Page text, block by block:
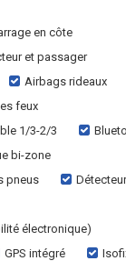
en côte
et passager
Airbags rideaux
feux
1/3-2/3
bi-zone
pneus
électronique)
GPS intégré